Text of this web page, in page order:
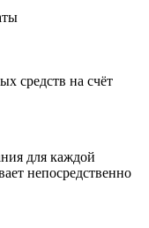
средств на счёт
для каждой
непосредственно